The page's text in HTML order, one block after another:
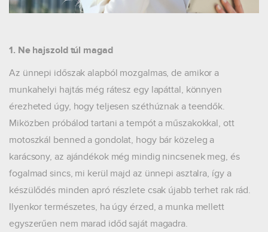
1. Ne hajszold túl magad
Az ünnepi időszak alapból mozgalmas, de amikor a
munkahelyi hajtás még rátesz egy lapáttal, könnyen
érezheted úgy, hogy teljesen széthúznak a teendők.
Miközben próbálod tartani a tempót a műszakokkal, ott
motoszkál benned a gondolat, hogy bár közeleg a
karácsony, az ajándékok még mindig nincsenek meg, és
fogalmad sincs, mi kerül majd az ünnepi asztalra, így a
készülődés minden apró részlete csak újabb terhet rak rád.
Ilyenkor természetes, ha úgy érzed, a munka mellett
egyszerűen nem marad időd saját magadra.